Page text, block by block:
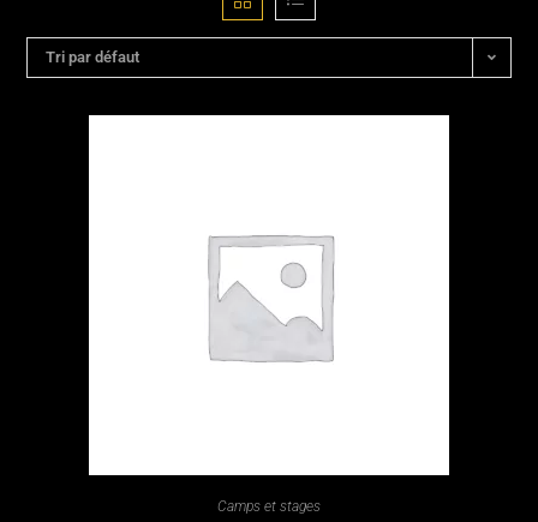
Tri par défaut
Camps et stages